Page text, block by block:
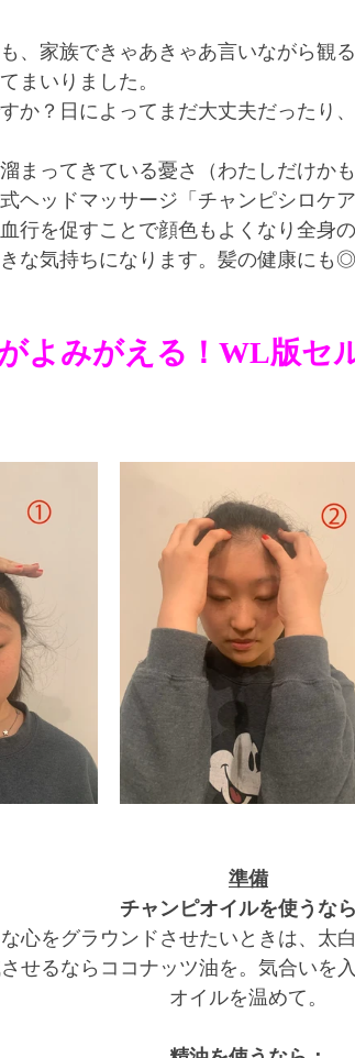
、家族できゃあきゃあ言いながら観
まいりました。
か？日によってまだ大丈夫だったり
まってきている憂さ（わたしだけか
ヘッドマッサージ「チャンピシロケ
行を促すことで顔色もよくなり全身
な気持ちになります。髪の健康にも◎
よみがえる！WL版セ
準備
チャンピオイルを使うなら
心をグラウンドさせたいときは、太
せるならココナッツ油を。気合いを
オイルを温めて。